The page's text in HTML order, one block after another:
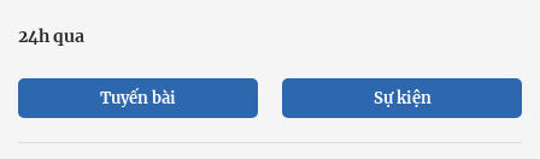
24h qua
Tuyến bài Sự kiện